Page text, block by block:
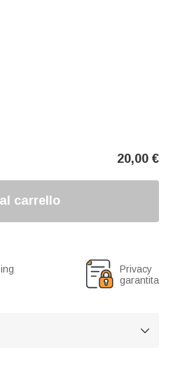
20,00 €
carrello
Privacy
garantita
